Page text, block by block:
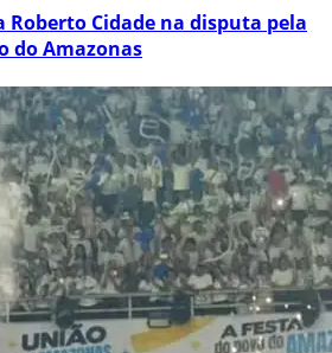
Roberto Cidade na disputa pela
do Amazonas